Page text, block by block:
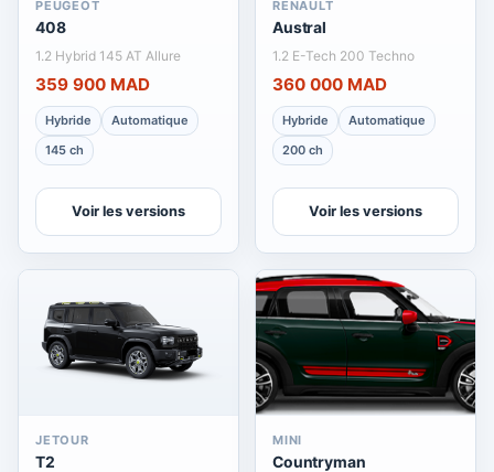
PEUGEOT
408
1.2 Hybrid 145 AT Allure
359 900 MAD
Hybride
Automatique
145 ch
Voir les versions
RENAULT
Austral
1.2 E-Tech 200 Techno
360 000 MAD
Hybride
Automatique
200 ch
Voir les versions
JETOUR
T2
MINI
Countryman